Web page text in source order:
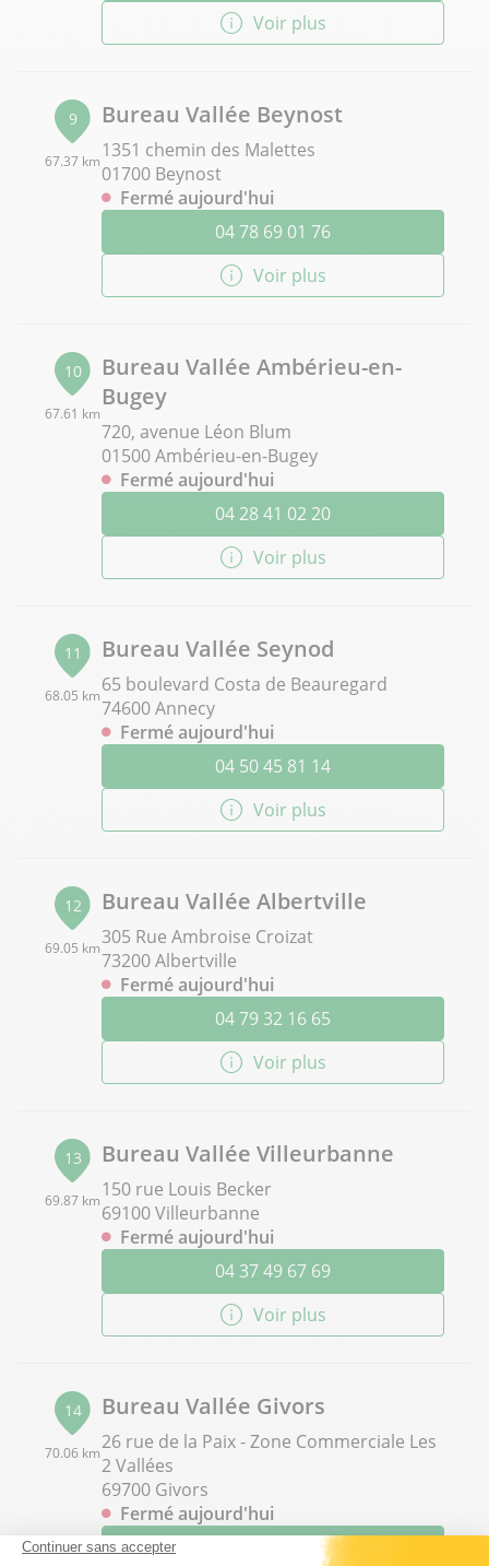
Voir plus
9
67.37 km
Bureau Vallée Beynost
1351 chemin des Malettes
01700 Beynost
Fermé aujourd'hui
04 78 69 01 76
Voir plus
10
67.61 km
Bureau Vallée Ambérieu-en-
Bugey
720, avenue Léon Blum
01500 Ambérieu-en-Bugey
Fermé aujourd'hui
04 28 41 02 20
Voir plus
11
68.05 km
Bureau Vallée Seynod
65 boulevard Costa de Beauregard
74600 Annecy
Fermé aujourd'hui
04 50 45 81 14
Voir plus
12
69.05 km
Bureau Vallée Albertville
305 Rue Ambroise Croizat
73200 Albertville
Fermé aujourd'hui
04 79 32 16 65
Voir plus
13
69.87 km
Bureau Vallée Villeurbanne
150 rue Louis Becker
69100 Villeurbanne
Fermé aujourd'hui
04 37 49 67 69
Voir plus
14
70.06 km
Bureau Vallée Givors
26 rue de la Paix - Zone Commerciale Les
2 Vallées
69700 Givors
Fermé aujourd'hui
04 72 49 20 29